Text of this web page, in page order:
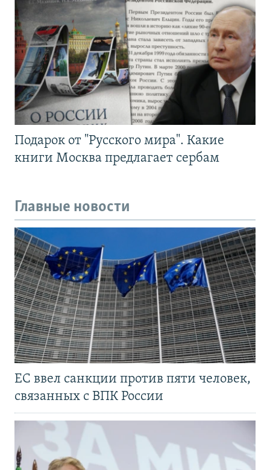
Подарок от "Русского мира". Какие
книги Москва предлагает сербам
Главные новости
ЕС ввел санкции против пяти человек,
связанных с ВПК России